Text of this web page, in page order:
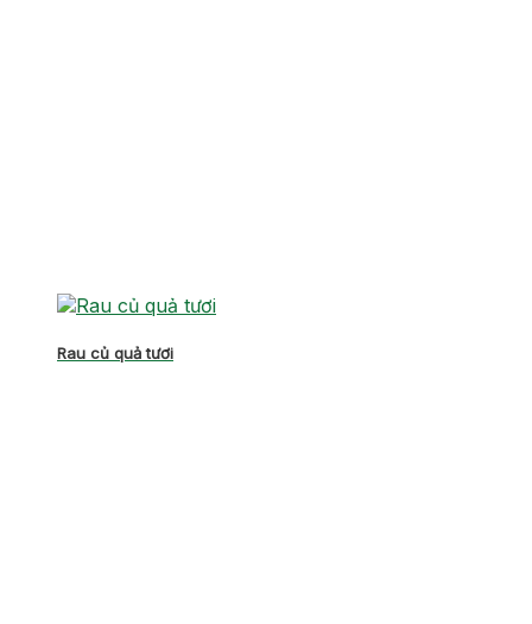
Rau củ quả tươi